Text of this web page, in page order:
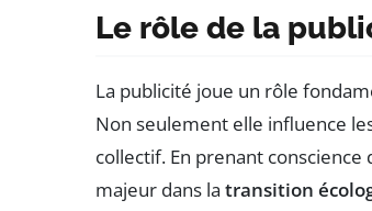
Le rôle de la
La publicité joue un rôle
Non seulement elle influence
collectif. En prenant
majeur dans la transition